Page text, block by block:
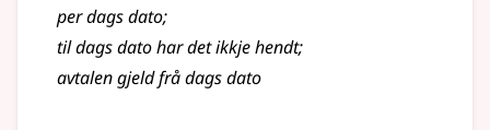
per dags dato;
til dags dato har det ikkje hendt;
avtalen gjeld frå dags dato